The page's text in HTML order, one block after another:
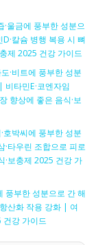
울금에 풍부한 성분으
칼슘 병행 복용 시 뼈
제 2025 건강 가이드
·비트에 풍부한 성분
비타민E·코엔자임
향상에 좋은 음식·보
호박씨에 풍부한 성분
·타우린 조합으로 피로
·보충제 2025 건강 가
풍부한 성분으로 간 해
산화 작용 강화 | 여
건강 가이드